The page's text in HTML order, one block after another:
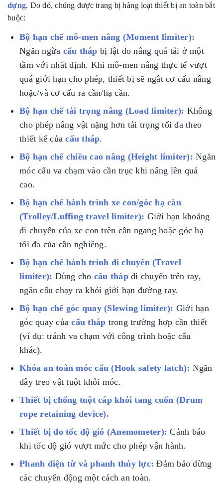
dựng. Do đó, chúng được trang bị hàng loạt thiết bị an toàn bắt
buộc:
Bộ hạn chế mô-men nâng (Moment limiter):
Ngăn ngừa cẩu tháp bị lật do nâng quá tải ở một
tầm với nhất định. Khi mô-men nâng thực tế vượt
quá giới hạn cho phép, thiết bị sẽ ngắt cơ cấu nâng
hoặc/và cơ cấu ra cần/hạ cần.
Bộ hạn chế tải trọng nâng (Load limiter): Không
cho phép nâng vật nặng hơn tải trọng tối đa theo
thiết kế củacẩu tháp.
Bộ hạn chế chiều cao nâng (Height limiter): Ngăn
móc cẩu va chạm vào cần trục khi nâng lên quá
cao.
Bộ hạn chế hành trình xe con/góc hạ cần
(Trolley/Luffing travel limiter): Giới hạn khoảng
di chuyển của xe con trên cần ngang hoặc góc hạ
tối đa của cần nghiêng.
Bộ hạn chế hành trình di chuyển (Travel
limiter): Dùng cho cẩu thápdi chuyển trên ray,
ngăn cẩu chạy ra khỏi giới hạn đường ray.
Bộ hạn chế góc quay (Slewing limiter): Giới hạn
góc quay củacẩu tháp trong trường hợp cần thiết
(ví dụ: tránh va chạm với công trình hoặc cẩu
khác).
Khóa an toàn móc cẩu (Hook safety latch): Ngăn
dây treo vật tuột khỏi móc.
Thiết bị chống tuột cáp khỏi tang cuốn (Drum
rope retaining device).
Thiết bị đo tốc độ gió (Anemometer): Cảnh báo
khi tốc độ gió vượt mức cho phép vận hành.
Phanh điện từ và phanh thủy lực: Đảm bảo dừng
các chuyển động một cách an toàn.